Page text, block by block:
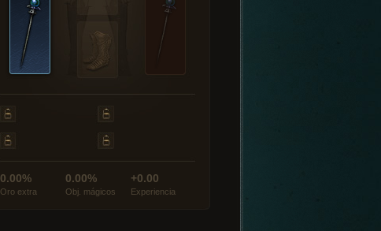
0.00%
Oro extra
0.00%
Obj. mágicos
+0.00
Experiencia